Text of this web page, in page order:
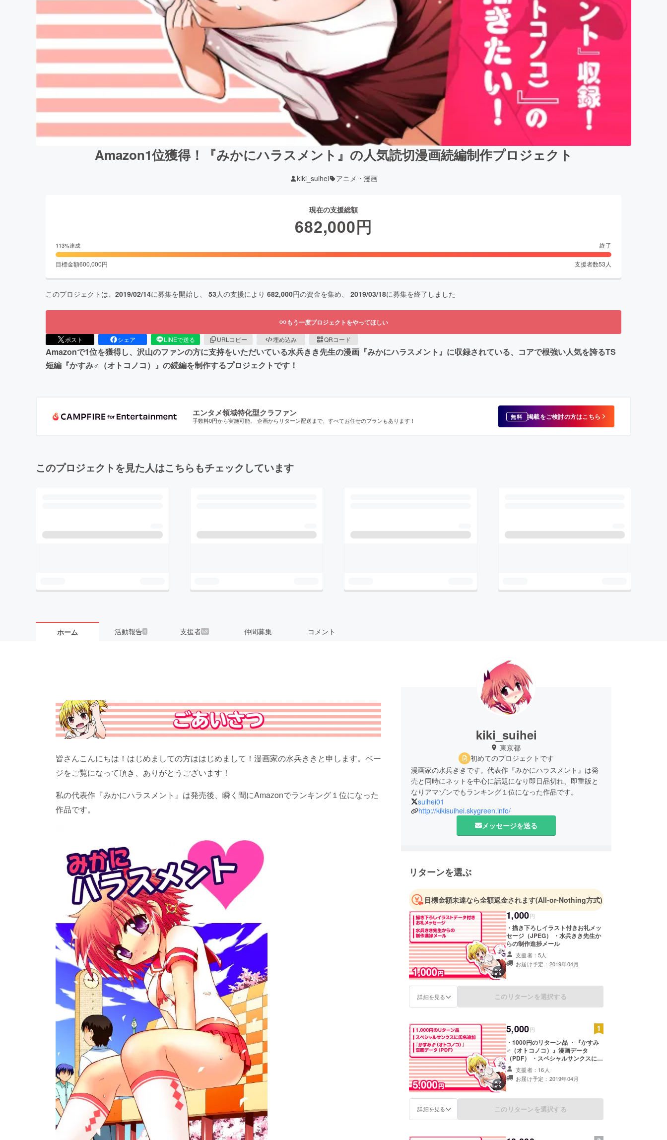
Amazon1位獲得！『みかにハラスメント』の人気読切漫画続編制作プロジェクト
kiki_suihei アニメ・漫画
現在の支援総額
682,000円
113%達成 終了
目標金額600,000円 支援者数53 人
このプロジェクトは、 2019/02/14に募集を開始し、 53人の支援により 682,000円の資金を集め、 2019/03/18に募集を終了しました
もう一度プロジェクトをやってほしい
ポスト シェア LINEで送る URLコピー 埋め込み QRコード
Amazonで1位を獲得し、沢山のファンの方に支持をいただいている水兵きき先生の漫画『みかにハラスメント』に収録されている、コアで根強い人気を誇るTS
短編『かすみ♂（オトコノコ）』の続編を制作するプロジェクトです！
エンタメ領域特化型クラファン
手数料0円から実施可能。 企画からリターン配送まで、すべてお任せのプランもあります！ 無料 掲載をご検討の方はこちら
このプロジェクトを見た人はこちらもチェックしています
ホーム 活動報告4 支援者53 仲間募集 コメント
皆さんこんにちは！はじめましての方ははじめまして！漫画家の水兵ききと申します。ペー
ジをご覧になって頂き、ありがとうございます！
私の代表作『みかにハラスメント』は発売後、瞬く間にAmazonでランキング１位になった
作品です。
kiki_suihei
東京都
初めてのプロジェクトです
漫画家の水兵ききです。代表作『みかにハラスメント』は発
売と同時にネットを中心に話題になり即日品切れ、即重版と
なりアマゾンでもランキング１位になった作品です。
suihei01
http://kikisuihei.skygreen.info/
メッセージを送る
リターンを選ぶ
目標金額未達なら全額返金されます(All-or-Nothing方式)
1,000円
・描き下ろしイラスト付きお礼メッ
セージ（JPEG） ・水兵きき先生か
らの制作進捗メール
支援者：5人
お届け予定：2019年04月
詳細を見る このリターンを選択する
5,000円
・1000円のリターン品 ・『かすみ
♂（オトコノコ）』漫画データ
（PDF） ・スペシャルサンクスに氏
名追加 ※備考欄にスペシャルサンク
スに追加したいお名前（ニックネー
ム等でもOK）を必ず記入してくだ
はCAMPFIREのアカウント名を記載
します ※電子書籍化の際に入れさせ
ていただきます
支援者：16人
お届け予定：2019年04月
詳細を見る このリターンを選択する